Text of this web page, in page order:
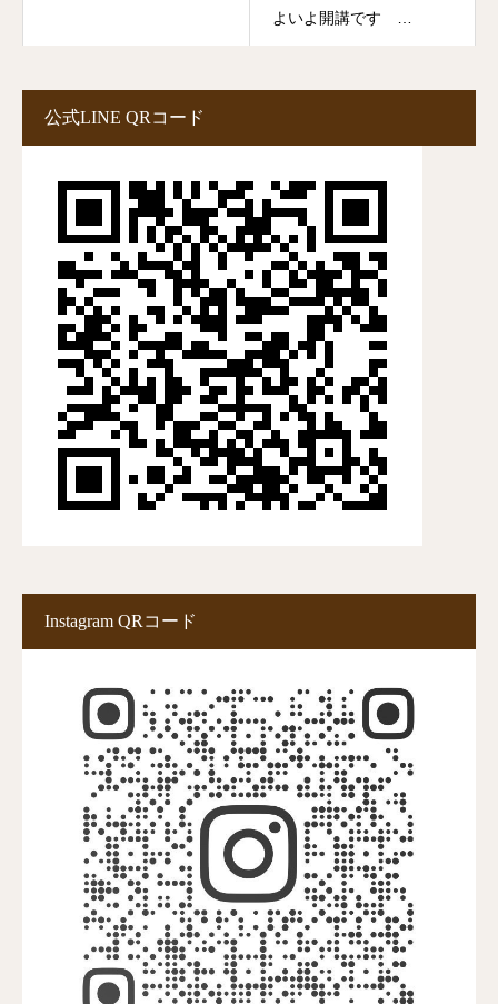
よいよ開講です
公式LINE QRコード
Instagram QRコード